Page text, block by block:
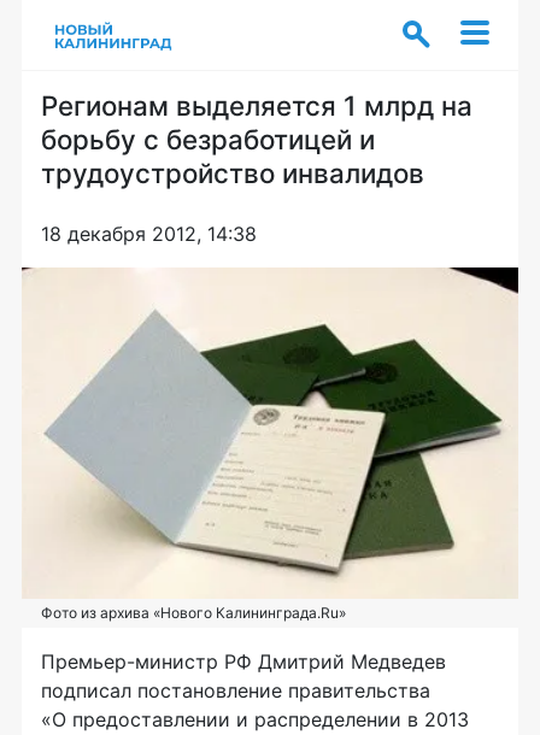
Регионам выделяется 1 млрд на
борьбу с безработицей и
трудоустройство инвалидов
18 декабря 2012, 14:38
Фото из архива «Нового Калининграда.Ru»
Премьер-министр РФ Дмитрий Медведев
подписал постановление правительства
«О предоставлении и распределении в 2013